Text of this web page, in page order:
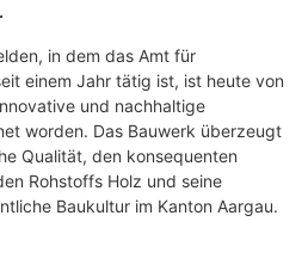
in dem das Amt für
einem Jahr tätig ist, ist heute von
und nachhaltige
worden. Das Bauwerk überzeugt
Qualität, den konsequenten
Rohstoffs Holz und seine
Baukultur im Kanton Aargau.